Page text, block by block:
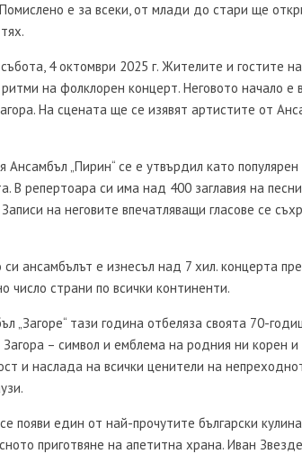
е за всеки, от млади до стари ще
4 октомври 2025 г. Жителите и гостите
на фолклорен концерт. Неговото начало е
На сцената ще се изявят артистите от
„Пирин“ се е утвърдил като
В репертоара си има над 400 заглавия на
на неговите впечатляващи гласове се
ансамбълът е изнесъл над 7 хил. концерта
число страни по всички континенти.
„Загоре“ тази година отбеляза своята 70-
– символ и емблема на родния ни корен и
и наслада на всички ценители на
появи един от най-прочутите български
приготвяне на апетитна храна. Иван